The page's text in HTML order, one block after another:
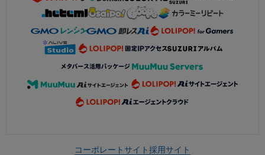
コーポレートサイト採用サイト